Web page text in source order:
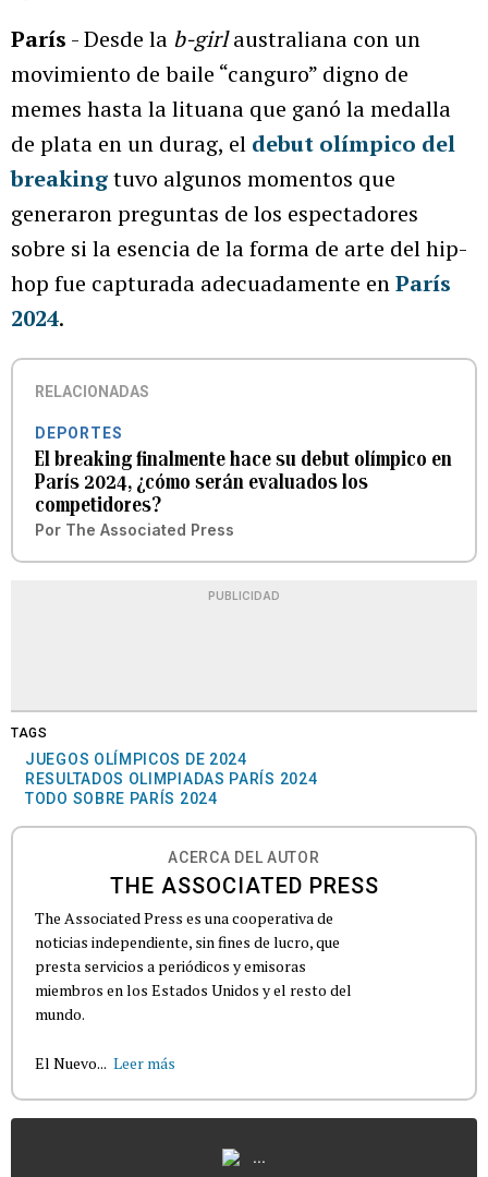
París - Desde la b-girlaustraliana con un
movimiento de baile “canguro” digno de
memes hasta la lituana que ganó la medalla
de plata en un durag, el debut olímpico del
breakingtuvo algunos momentos que
generaron preguntas de los espectadores
sobre si la esencia de la forma de arte del hip-
hop fue capturada adecuadamente enParís
2024.
RELACIONADAS
DEPORTES
El breaking finalmente hace su debut olímpico en
París 2024, ¿cómo serán evaluados los
competidores?
Por The Associated Press
PUBLICIDAD
TAGS
JUEGOS OLÍMPICOS DE 2024
RESULTADOS OLIMPIADAS PARÍS 2024
TODO SOBRE PARÍS 2024
ACERCA DEL AUTOR
THE ASSOCIATED PRESS
The Associated Press es una cooperativa de
noticias independiente, sin fines de lucro, que
presta servicios a periódicos y emisoras
miembros en los Estados Unidos y el resto del
mundo.
El Nuevo... Leer más
...